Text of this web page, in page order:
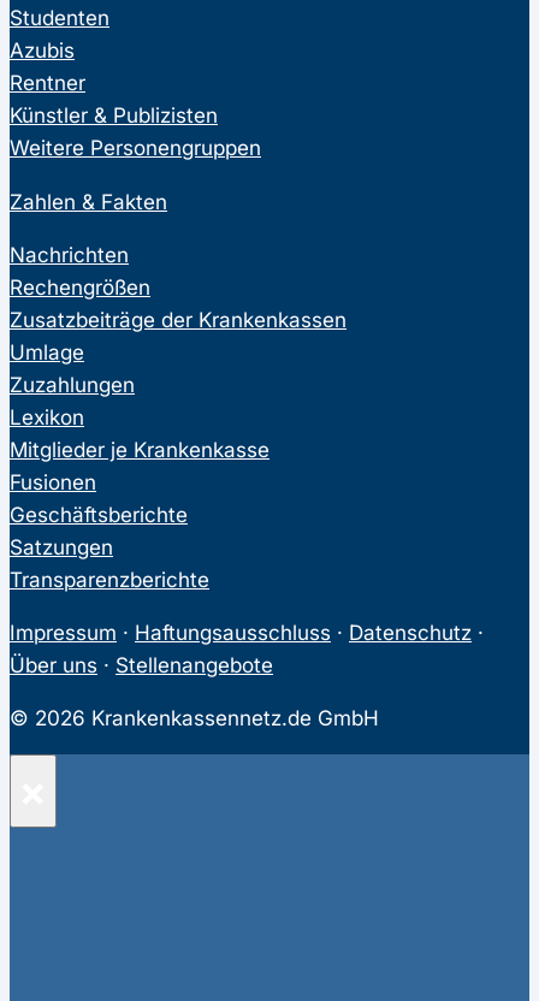
Studenten
Azubis
Rentner
Künstler & Publizisten
Weitere Personengruppen
Zahlen & Fakten
Nachrichten
Rechengrößen
Zusatzbeiträge der Krankenkassen
Umlage
Zuzahlungen
Lexikon
Mitglieder je Krankenkasse
Fusionen
Geschäftsberichte
Satzungen
Transparenzberichte
Impressum · Haftungsausschluss · Datenschutz ·
Über uns · Stellenangebote
© 2026 Krankenkassennetz.de GmbH